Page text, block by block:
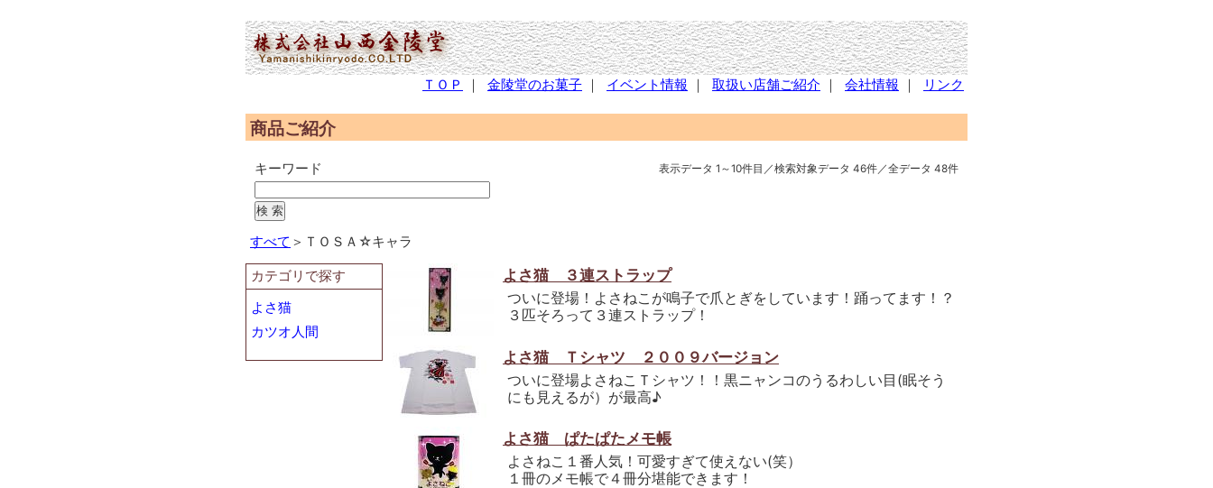
ＴＯＰ ｜ 金陵堂のお菓子 ｜ イベント情報 ｜ 取扱い店舗ご紹介 ｜ 会社情報 ｜ リンク
商品ご紹介
キーワード 表示データ 1～10件目／検索対象データ 46件／全データ 48件
すべて ＞ＴＯＳＡ☆キャラ
カテゴリで探す
よさ猫
カツオ人間
よさ猫 ３連ストラップ
ついに登場！よさねこが鳴子で爪とぎをしています！踊ってます！？
３匹そろって３連ストラップ！
よさ猫 Ｔシャツ ２００９バージョン
ついに登場よさねこＴシャツ！！黒ニャンコのうるわしい目(眠そう
にも見えるが）が最高♪
よさ猫 ぱたぱたメモ帳
よさねこ１番人気！可愛すぎて使えない(笑）
１冊のメモ帳で４冊分堪能できます！